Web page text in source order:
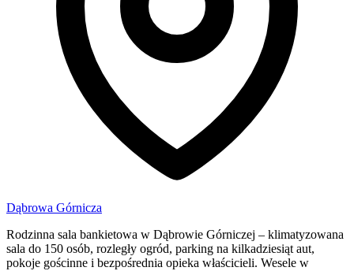
Dąbrowa Górnicza
Rodzinna sala bankietowa w Dąbrowie Górniczej – klimatyzowana
sala do 150 osób, rozległy ogród, parking na kilkadziesiąt aut,
pokoje gościnne i bezpośrednia opieka właścicieli. Wesele w